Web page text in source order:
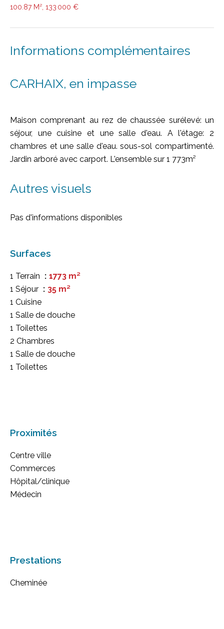
100.87 M², 133 000 €
Informations complémentaires
CARHAIX, en impasse
Maison comprenant au rez de chaussée surélevé: un
séjour, une cuisine et une salle d'eau. A l'étage: 2
chambres et une salle d'eau. sous-sol compartimenté.
Jardin arboré avec carport. L'ensemble sur 1 773m²
Autres visuels
Pas d'informations disponibles
Surfaces
1 Terrain
1773 m²
1 Séjour
35 m²
1 Cuisine
1 Salle de douche
1 Toilettes
2 Chambres
1 Salle de douche
1 Toilettes
Proximités
Centre ville
Commerces
Hôpital/clinique
Médecin
Prestations
Cheminée